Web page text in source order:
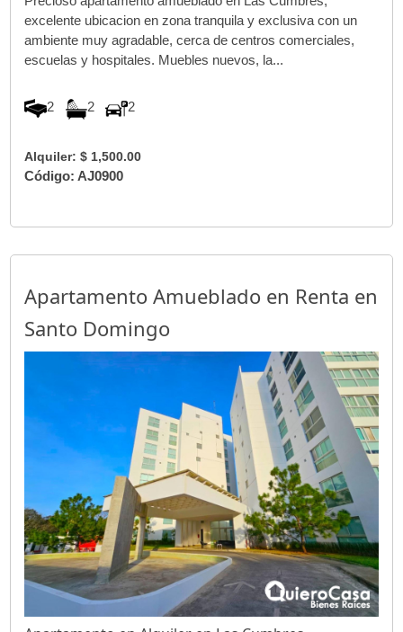
excelente ubicacion en zona tranquila y exclusiva con un
ambiente muy agradable, cerca de centros comerciales,
escuelas y hospitales. Muebles nuevos, la...
2 2 2
Alquiler: $ 1,500.00
Código: AJ0900
Apartamento Amueblado en Renta en
Santo Domingo